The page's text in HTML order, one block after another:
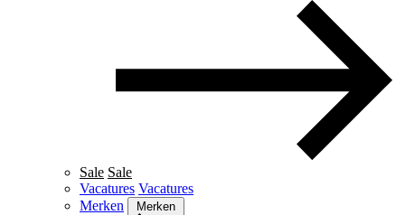
Sale Sale
Vacatures Vacatures
Merken
Merken